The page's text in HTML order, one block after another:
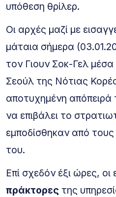
υπόθεση θρίλερ.
Οι αρχές μαζί με
μάταια σήμερα
τον Γιουν Σοκ-Γελ μέσα
Σεούλ της Νότιας
αποτυχημένη απόπειρά
να επιβάλει το
εμποδίσθηκαν από
του.
Επί σχεδόν έξι ώρες, οι
πράκτορες της